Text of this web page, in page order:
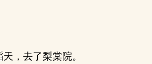
，去了梨棠院。